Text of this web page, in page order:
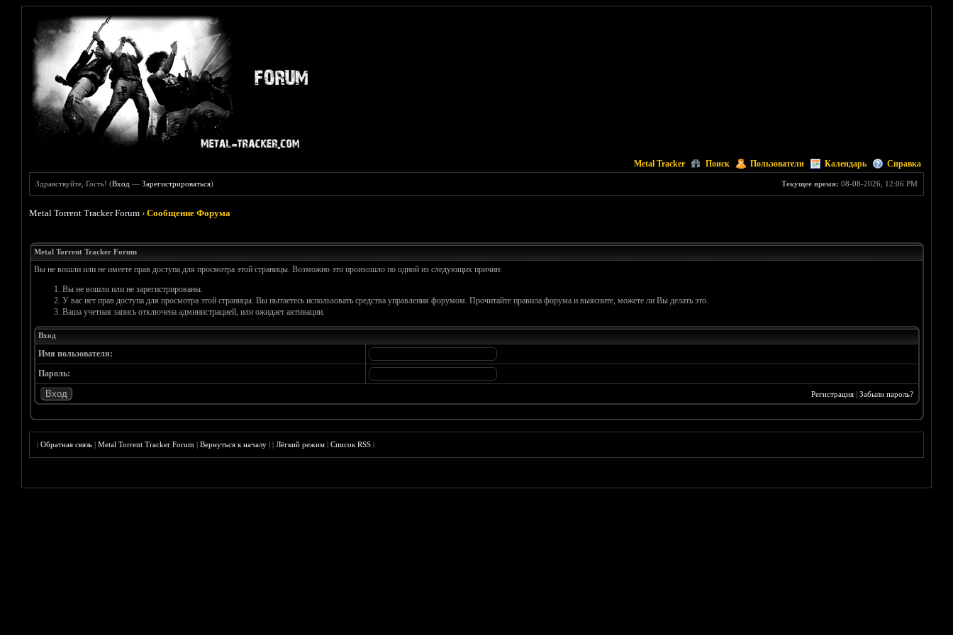
Metal Tracker Поиск Пользователи Календарь Справка
Текущее время: 08-08-2026, 12:06 PM
Здравствуйте, Гость! (Вход —Зарегистрироваться)
Metal Torrent Tracker Forum ›Сообщение Форума
Metal Torrent Tracker Forum
Вы не вошли или не имеете прав доступа для просмотра этой страницы. Возможно это произошло по одной из следующих причин:
Вы не вошли или не зарегистрированы.
У вас нет прав доступа для просмотра этой страницы. Вы пытаетесь использовать средства управления форумом. Прочитайте правила форума и выясните, можете ли Вы делать это.
Ваша учетная запись отключена администрацией, или ожидает активации.
Вход
Имя пользователя:
Пароль:
Регистрация| Забыли пароль?
|Обратная связь |Metal Torrent Tracker Forum |Вернуться к началу ||Лёгкий режим |Список RSS |